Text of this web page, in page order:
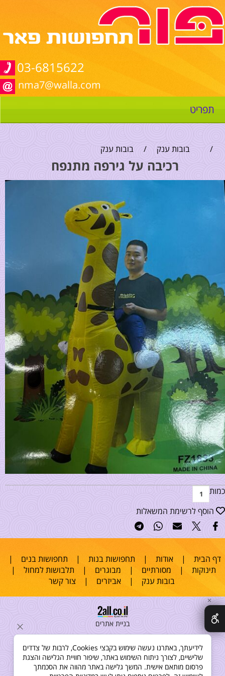
03-6815622
nma7@walla.com
תפריט
/ בובות ענק / בובות ענק
רכיבה על גירפה מתנפח
כמות
הוסף לרשימת המשאלות
דף הבית |אודות | תחפושות בנות | תחפושות בנים |
תינוקות | מסורתיים | מבוגרים | תלבושות למחול |
בובות ענק |אביזרים | צור קשר
בניית אתרים
✕
לידיעתך, באתרנו נעשה שימוש בקבצי Cookies, לרבות של צדדים
שלישיים, לצורך ניתוח השימוש באתר, שיפור חוויית הגלישה והצגת
פרסום מותאם אישית. המשך גלישה באתר מהווה את הסכמתך